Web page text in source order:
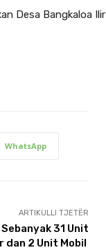
Desa Bangkaloa
WhatsApp
ARTIKULLI TJETËR
31 Unit
dan 2 Unit Mobil